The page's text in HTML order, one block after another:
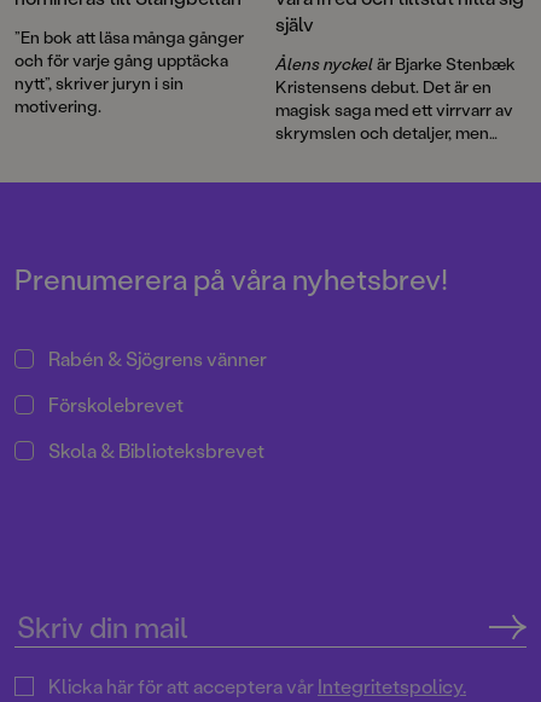
”En bok att läsa många gånger
och för varje gång upptäcka
nytt”, skriver juryn i sin
motivering.
själv
Ålens nyckelär Bjarke Stenbæk
Kristensens debut. Det är en
magisk saga med ett virrvarr av
skrymslen och detaljer, men
att kunna dra sig undan, att få
Prenumerera på våra nyhetsbrev!
Rabén & Sjögrens vänner
Förskolebrevet
Skola & Biblioteksbrevet
Klicka här för att acceptera vårIntegritetspolicy.